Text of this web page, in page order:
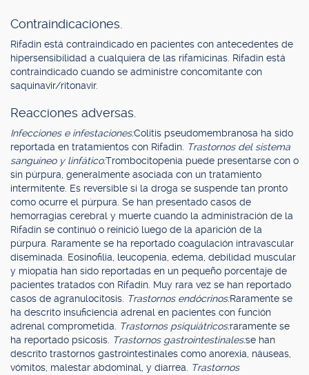
Contraindicaciones.
Rifadin está contraindicado en pacientes con antecedentes de
hipersensibilidad a cualquiera de las rifamicinas. Rifadin está
contraindicado cuando se administre concomitante con
saquinavir/ritonavir.
Reacciones adversas.
Infecciones e infestaciones:Colitis pseudomembranosa ha sido
reportada en tratamientos con Rifadin. Trastornos del sistema
sanguíneo y linfático:Trombocitopenia puede presentarse con o
sin púrpura, generalmente asociada con un tratamiento
intermitente. Es reversible si la droga se suspende tan pronto
como ocurre el púrpura. Se han presentado casos de
hemorragias cerebral y muerte cuando la administración de la
Rifadin se continuó o reinició luego de la aparición de la
púrpura. Raramente se ha reportado coagulación intravascular
diseminada. Eosinofilia, leucopenia, edema, debilidad muscular
y miopatía han sido reportadas en un pequeño porcentaje de
pacientes tratados con Rifadin. Muy rara vez se han reportado
casos de agranulocitosis. Trastornos endócrinos:Raramente se
ha descrito insuficiencia adrenal en pacientes con función
adrenal comprometida.
Trastornos psiquiátricos:raramente se
ha reportado psicosis. Trastornos gastrointestinales:se han
descrito trastornos gastrointestinales como anorexia, náuseas,
vómitos, malestar abdominal, y diarrea.
Trastornos